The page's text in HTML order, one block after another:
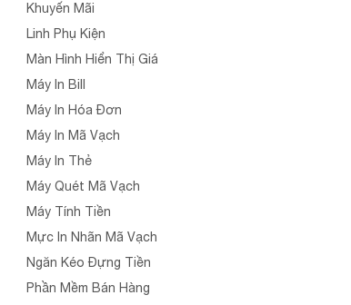
Khuyến Mãi
Linh Phụ Kiện
Màn Hình Hiển Thị Giá
Máy In Bill
Máy In Hóa Đơn
Máy In Mã Vạch
Máy In Thẻ
Máy Quét Mã Vạch
Máy Tính Tiền
Mực In Nhãn Mã Vạch
Ngăn Kéo Đựng Tiền
Phần Mềm Bán Hàng